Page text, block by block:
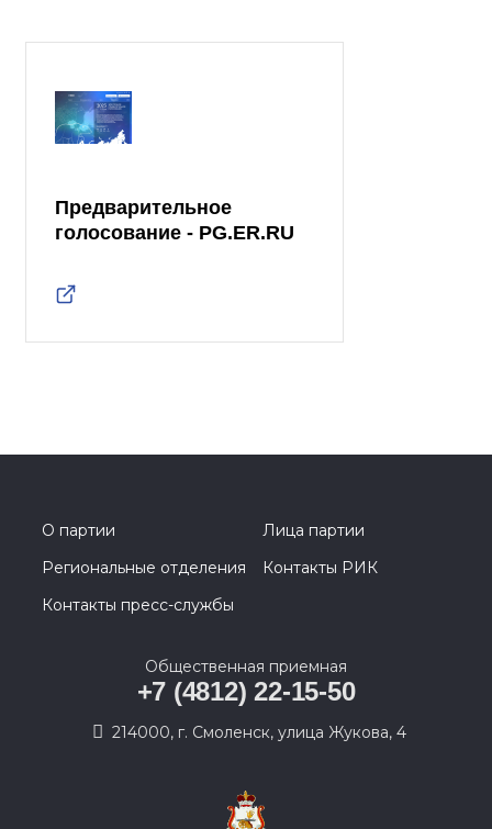
Предварительное
голосование - PG.ER.RU
О партии
Лица партии
Региональные отделения
Контакты РИК
Контакты пресс-службы
Общественная приемная
+7 (4812) 22-15-50
214000, г. Смоленск, улица Жукова, 4